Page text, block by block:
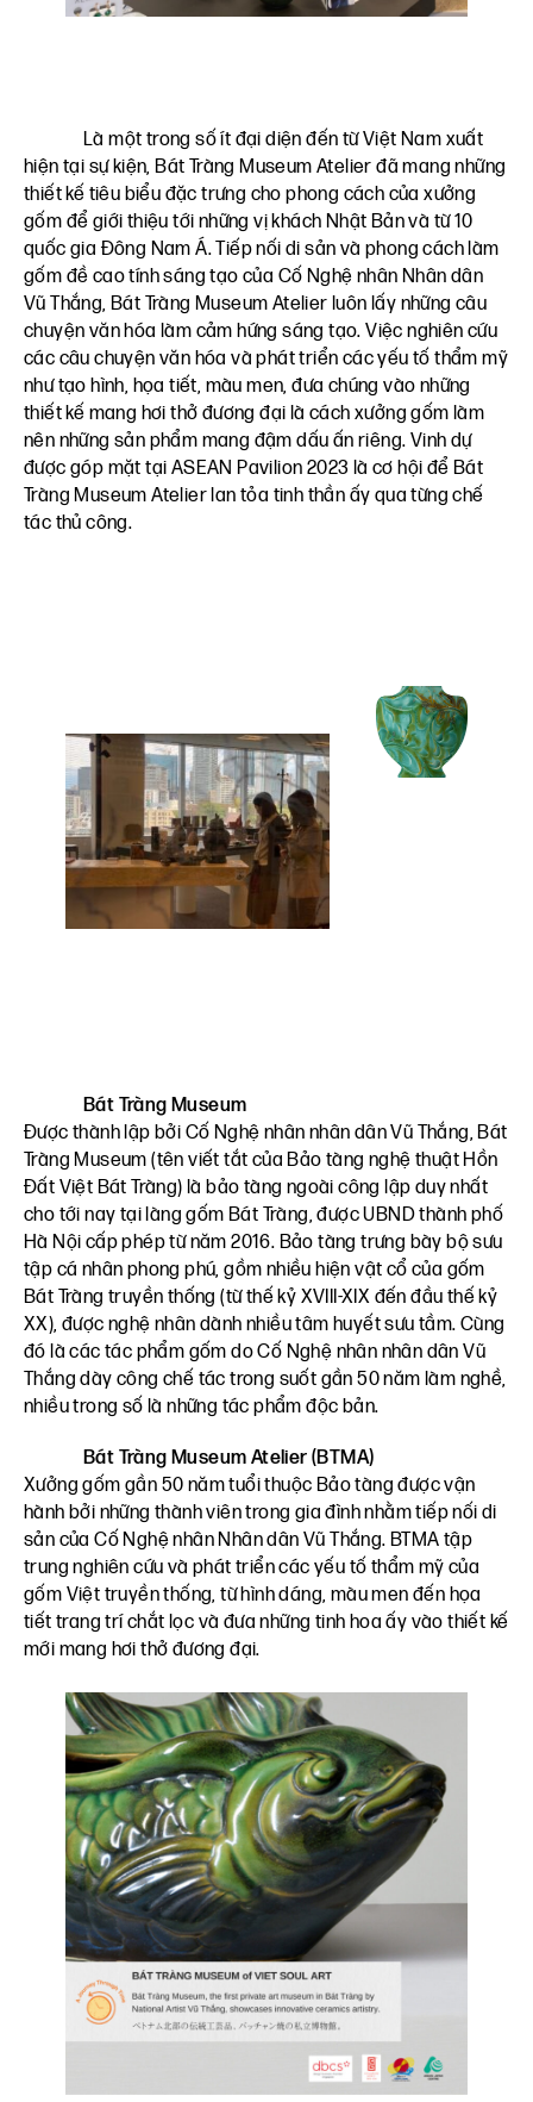
Là một trong số ít đại diện đến từ Việt Nam xuất
hiện tại sự kiện, Bát Tràng Museum Atelier đã mang những
thiết kế tiêu biểu đặc trưng cho phong cách của xưởng
gốm để giới thiệu tới những vị khách Nhật Bản và từ 10
quốc gia Đông Nam Á. Tiếp nối di sản và phong cách làm
gốm đề cao tính sáng tạo của Cố Nghệ nhân Nhân dân
Vũ Thắng, Bát Tràng Museum Atelier luôn lấy những câu
chuyện văn hóa làm cảm hứng sáng tạo. Việc nghiên cứu
các câu chuyện văn hóa và phát triển các yếu tố thẩm mỹ
như tạo hình, họa tiết, màu men, đưa chúng vào những
thiết kế mang hơi thở đương đại là cách xưởng gốm làm
nên những sản phẩm mang đậm dấu ấn riêng. Vinh dự
được góp mặt tại ASEAN Pavilion 2023 là cơ hội để Bát
Tràng Museum Atelier lan tỏa tinh thần ấy qua từng chế
tác thủ công.
Bát Tràng Museum
Được thành lập bởi Cố Nghệ nhân nhân dân Vũ Thắng, Bát
Tràng Museum (tên viết tắt của Bảo tàng nghệ thuật Hồn
Đất Việt Bát Tràng) là bảo tàng ngoài công lập duy nhất
cho tới nay tại làng gốm Bát Tràng, được UBND thành phố
Hà Nội cấp phép từ năm 2016. Bảo tàng trưng bày bộ sưu
tập cá nhân phong phú, gồm nhiều hiện vật cổ của gốm
Bát Tràng truyền thống (từ thế kỷ XVIII-XIX đến đầu thế kỷ
XX), được nghệ nhân dành nhiều tâm huyết sưu tầm. Cùng
đó là các tác phẩm gốm do Cố Nghệ nhân nhân dân Vũ
Thắng dày công chế tác trong suốt gần 50 năm làm nghề,
nhiều trong số là những tác phẩm độc bản.
Bát Tràng Museum Atelier (BTMA)
Xưởng gốm gần 50 năm tuổi thuộc Bảo tàng được vận
hành bởi những thành viên trong gia đình nhằm tiếp nối di
sản của Cố Nghệ nhân Nhân dân Vũ Thắng. BTMA tập
trung nghiên cứu và phát triển các yếu tố thẩm mỹ của
gốm Việt truyền thống, từ hình dáng, màu men đến họa
tiết trang trí chắt lọc và đưa những tinh hoa ấy vào thiết kế
mới mang hơi thở đương đại.